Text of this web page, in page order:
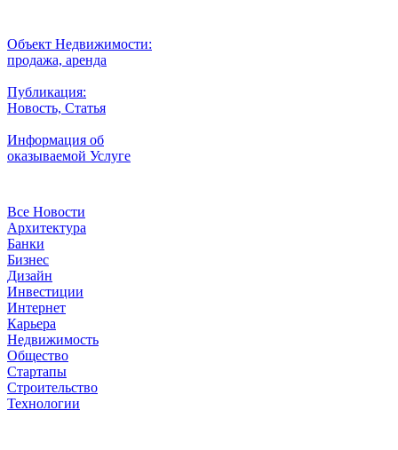
Объект Недвижимости:
продажа, аренда
Публикация:
Новость, Статья
Информация об
оказываемой Услуге
Все Новости
Архитектура
Банки
Бизнес
Дизайн
Инвестиции
Интернет
Карьера
Недвижимость
Общество
Стартапы
Строительство
Технологии